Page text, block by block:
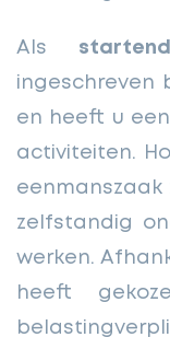
Als
ingeschreven
en heeft u een
activiteiten.
eenmanszaak
zelfstandig
werken.
heeft